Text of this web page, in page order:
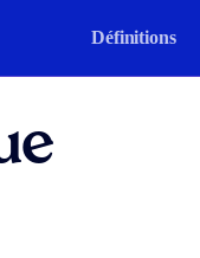
Définitions